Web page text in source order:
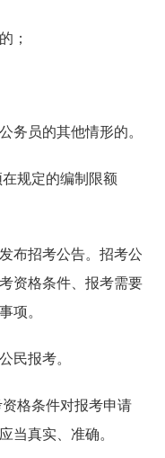
；
员的其他情形的。
规定的编制限额
招考公告。招考公
资格条件、报考需要
项。
报考。
格条件对报考申请
当真实、准确。